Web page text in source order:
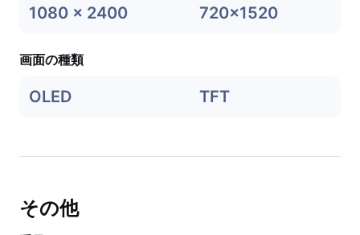
1080 x 2400 720x1520
画面の種類
OLED TFT
その他